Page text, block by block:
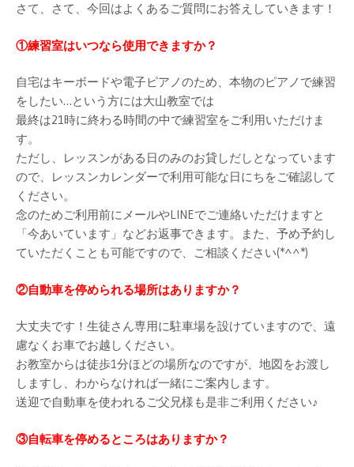
さて、
さて、今回はよくあるご質問にお答えしていきます！
①練習室はいつなら使用できますか？
自宅はキーボードや電子ピアノのため、本物のピアノで練習
をしたい…という方には大山教室では
最終は21時に終わる時間の中で練習室をご利用いただけま
す。
ただし、
レッスンがある日のみのお貸しだしとなっています
ので、レッスンカレンダーで利用可能な日にちをご確認して
ください。
念のためご利用前にメールやLINEでご連絡いただけますと
「今あいています」などお返事できます。また、予め予約し
ていただくことも可能ですので、ご相談ください(*^^*)
②自動車を停められる場所はありますか？
大丈夫です！ 生徒さん専用に駐車場を設けていますので、遠
慮なくお車でお越しください。
お教室からは徒歩1分ほどの場所なのですが、地図をお渡し
しますし、わからなければ一緒にご案内します。
送迎で自動車を使われるご父兄様も是非ご利用ください♪
③自転車を停めるところはありますか？